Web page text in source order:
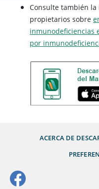
Consulte también
propietarios sobre
inmunodeficiencias
por
ACERCA DE